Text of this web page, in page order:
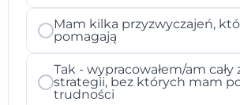
Mam kilka przyzwyczajeń,
pomagają
Tak - wypracowałem/am cały
strategii, bez których mam
trudności